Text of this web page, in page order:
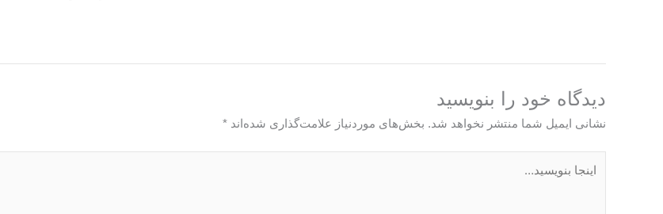
دیدگاه‌ خود را بنویسید
نشانی ایمیل شما منتشر نخواهد شد. بخش‌های موردنیاز علامت‌گذاری شده‌اند *
بنویسید…